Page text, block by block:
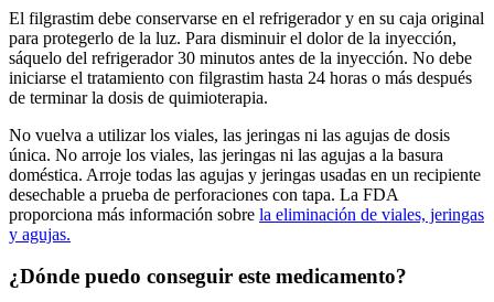
El filgrastim debe conservarse en el refrigerador y en su caja original
para protegerlo de la luz. Para disminuir el dolor de la inyección,
sáquelo del refrigerador 30 minutos antes de la inyección. No debe
iniciarse el tratamiento con filgrastim hasta 24 horas o más después
de terminar la dosis de quimioterapia.
No vuelva a utilizar los viales, las jeringas ni las agujas de dosis
única. No arroje los viales, las jeringas ni las agujas a la basura
doméstica. Arroje todas las agujas y jeringas usadas en un recipiente
desechable a prueba de perforaciones con tapa. La FDA
proporciona más información sobre la eliminación de viales, jeringas
y agujas.
¿Dónde puedo conseguir este medicamento?